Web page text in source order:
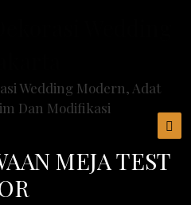
Wedding Modern, Adat
Dan Modifikasi
MEJA TEST